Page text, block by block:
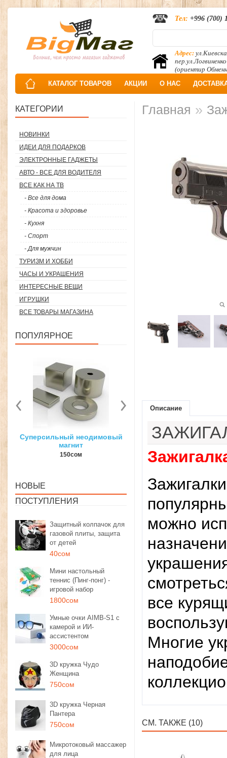
Адрес:
пер.ул.Логвиненко
(ориентир
Тел: +996 (700)
КАТАЛОГ ТОВАРОВ АКЦИИ О НАС
КАТЕГОРИИ
НОВИНКИ
ИДЕИ ДЛЯ ПОДАРКОВ
ЭЛЕКТРОННЫЕ ГАДЖЕТЫ
АВТО - ВСЕ ДЛЯ ВОДИТЕЛЯ
ВСЕ КАК НА ТВ
- Все для дома
- Красота и здоровье
- Кухня
- Спорт
- Для мужчин
ТУРИЗМ И ХОББИ
ЧАСЫ И УКРАШЕНИЯ
ИНТЕРЕСНЫЕ ВЕЩИ
ИГРУШКИ
ВСЕ ТОВАРЫ МАГАЗИНА
ПОПУЛЯРНОЕ
3D ручка для объемного
рисования
1350сом 1190сом
Загуститель волос
27гр
1000сом
НОВЫЕ
ПОСТУПЛЕНИЯ
Защитный колпачок для
газовой плиты, защита
от детей
40сом
Мини настольный
теннис (Пинг-понг) -
игровой набор
1800сом
Умные очки AIMB-S1 с
камерой и ИИ-
ассистентом
3000сом
3D кружка Чудо
Женщина
750сом
3D кружка Черная
Пантера
750сом
Микротоковый массажер
для лица
Главная »
Описание
можно
все
Многие
СМ. ТАКЖЕ (10)